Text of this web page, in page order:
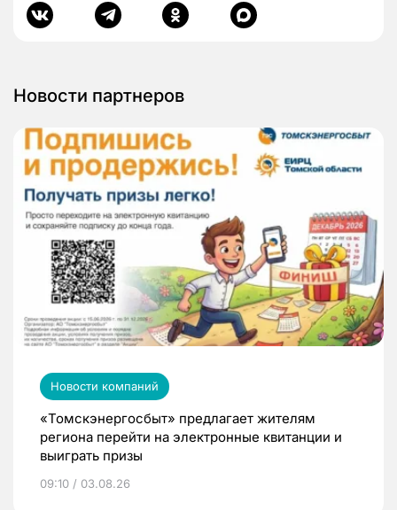
Новости партнеров
Новости компаний
«Томскэнергосбыт» предлагает жителям
региона перейти на электронные квитанции и
выиграть призы
09:10 / 03.08.26